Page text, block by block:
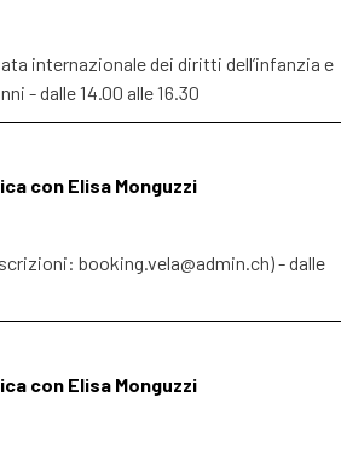
internazionale dei diritti dell’infanzia e
- dalle 14.00 alle 16.30
con Elisa Monguzzi
booking.vela@admin.ch) - dalle
con Elisa Monguzzi